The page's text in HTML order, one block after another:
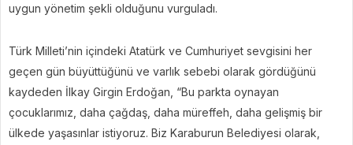
uygun yönetim şekli olduğunu vurguladı.
Türk Milleti’nin içindeki Atatürk ve Cumhuriyet sevgisini her
geçen gün büyüttüğünü ve varlık sebebi olarak gördüğünü
kaydeden İlkay Girgin Erdoğan, “Bu parkta oynayan
çocuklarımız, daha çağdaş, daha müreffeh, daha gelişmiş bir
ülkede yaşasınlar istiyoruz. Biz Karaburun Belediyesi olarak,